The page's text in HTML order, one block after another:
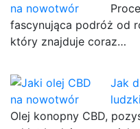
fascynująca podróż od
który znajduje coraz…
Jak
Olej konopny CBD,